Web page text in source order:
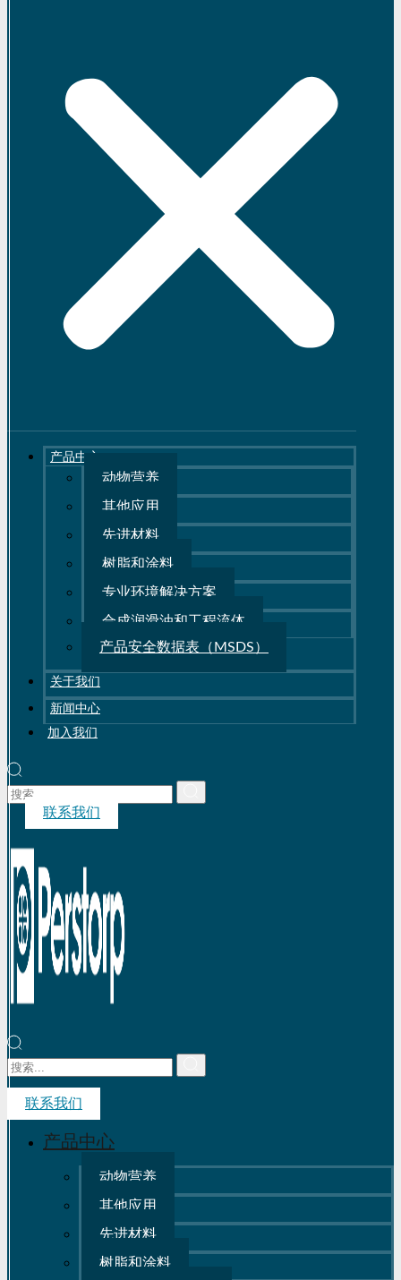
产品中心
动物营养
其他应用
先进材料
树脂和涂料
专业环境解决方案
合成润滑油和工程流体
产品安全数据表（MSDS）
关于我们
新闻中心
加入我们
联系我们
联系我们
产品中心
动物营养
其他应用
先进材料
树脂和涂料